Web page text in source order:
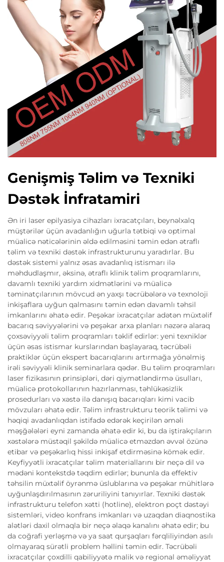
Genişmiş Təlim və Texniki
Dəstək İnfratamiri
Ən iri laser epilyasiya cihazları ixracatçıları, beynəlxalq
müştərilər üçün avadanlığın uğurla tətbiqi və optimal
müalicə nəticələrinin əldə edilməsini təmin edən ətraflı
təlim və texniki dəstək infrastrukturunu yaradırlar. Bu
dəstək sistemi yalnız əsas avadanlıq istismarı ilə
məhdudlaşmır, əksinə, ətraflı klinik təlim proqramlarını,
davamlı texniki yardım xidmətlərini və müalicə
təminatçılarının mövcud ən yaxşı təcrübələrə və texnoloji
inkişaflara uyğun qalmasını təmin edən davamlı təhsil
imkanlarını əhatə edir. Peşəkar ixracatçılar adətən müxtəlif
bacarıq səviyyələrini və peşəkar arxa planları nəzərə alaraq
çoxsəviyyəli təlim proqramları təklif edirlər: yeni texniklər
üçün əsas istismar kurslarından başlayaraq, təcrübəli
praktiklər üçün ekspert bacarıqlarını artırmağa yönəlmiş
irəli səviyyəli klinik seminarlara qədər. Bu təlim proqramları
laser fizikasının prinsipləri, dəri qiymətləndirmə üsulları,
müalicə protokollarının hazırlanması, təhlükəsizlik
prosedurları və xəstə ilə danışıq bacarıqları kimi vacib
mövzuları əhatə edir. Təlim infrastrukturu teorik təlimi və
həqiqi avadanlıqdan istifadə edərək keçirilən əməli
məşğələləri eyni zamanda əhatə edir ki, bu da iştirakçıların
xəstələrə müstəqil şəkildə müalicə etməzdən əvvəl özünə
etibar və peşəkarlıq hissi inkişaf etdirməsinə kömək edir.
Keyfiyyətli ixracatçılar təlim materiallarını bir neçə dil və
mədəni kontekstdə təqdim edirlər; bununla da effektiv
təhsilin müxtəlif öyrənmə üslublarına və peşəkar mühitlərə
uyğunlaşdırılmasının zəruriliyini tanıyırlar. Texniki dəstək
infrastrukturu telefon xətti (hotline), elektron poçt dəstəyi
sistemləri, video konfrans imkanları və uzaqdan diaqnostika
alətləri daxil olmaqla bir neçə əlaqə kanalını əhatə edir; bu
da coğrafi yerləşmə və ya saat qurşaqları fərqliliyindən asılı
olmayaraq sürətli problem həllini təmin edir. Təcrübəli
ixracatçılar çoxdilli qabiliyyətə malik və regional əməliyyat